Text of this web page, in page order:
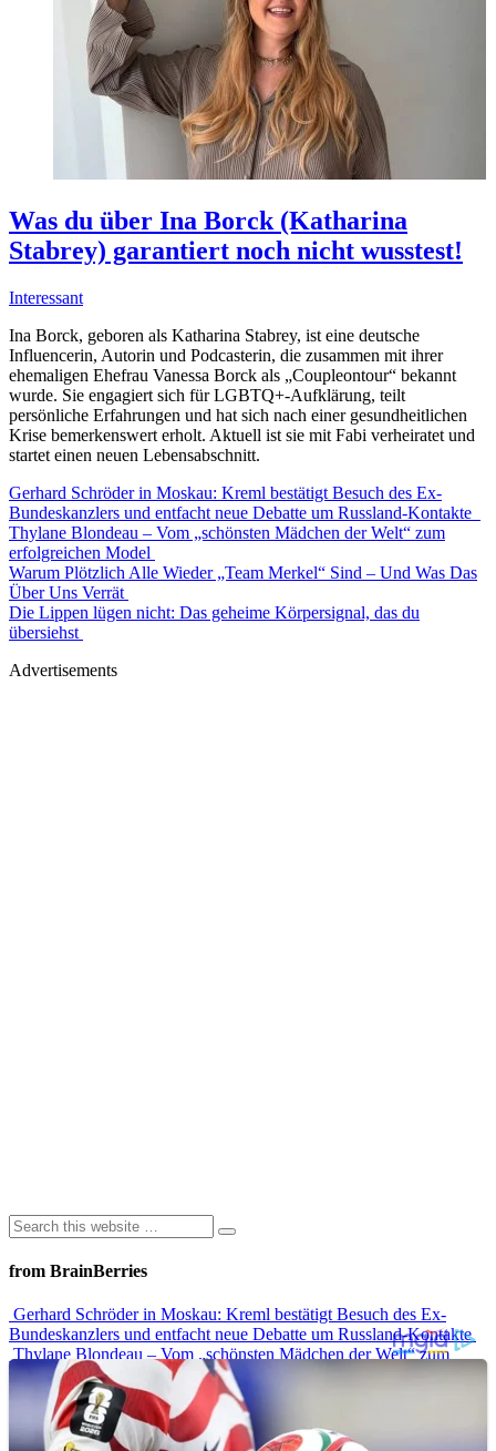
Was du über Ina Borck (Katharina
Stabrey) garantiert noch nicht wusstest!
Interessant
Ina Borck, geboren als Katharina Stabrey, ist eine deutsche
Influencerin, Autorin und Podcasterin, die zusammen mit ihrer
ehemaligen Ehefrau Vanessa Borck als „Coupleontour“ bekannt
wurde. Sie engagiert sich für LGBTQ+-Aufklärung, teilt
persönliche Erfahrungen und hat sich nach einer gesundheitlichen
Krise bemerkenswert erholt. Aktuell ist sie mit Fabi verheiratet und
startet einen neuen Lebensabschnitt.
Gerhard Schröder in Moskau: Kreml bestätigt Besuch des Ex-
Bundeskanzlers und entfacht neue Debatte um Russland-Kontakte
Thylane Blondeau – Vom „schönsten Mädchen der Welt“ zum
erfolgreichen Model
Warum Plötzlich Alle Wieder „Team Merkel“ Sind – Und Was Das
Über Uns Verrät
Die Lippen lügen nicht: Das geheime Körpersignal, das du
übersiehst
Advertisements
from BrainBerries
Gerhard Schröder in Moskau: Kreml bestätigt Besuch des Ex-
Bundeskanzlers und entfacht neue Debatte um Russland-Kontakte
Thylane Blondeau – Vom „schönsten Mädchen der Welt“ zum
erfolgreichen Model
Warum Plötzlich Alle Wieder „Team Merkel“ Sind – Und Was Das
Über Uns Verrät
Die Lippen lügen nicht: Das geheime Körpersignal, das du